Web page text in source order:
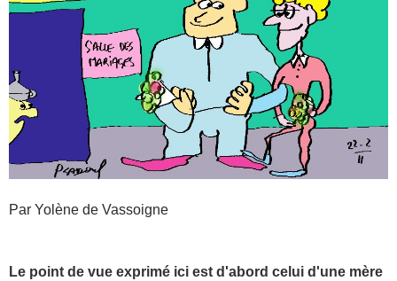
Par Yolène de Vassoigne
Le point de vue exprimé ici est d'abord celui d'une mère